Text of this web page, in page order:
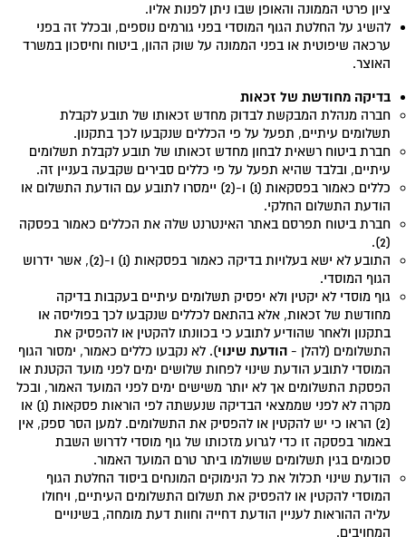
ציון פרטי הממונה והאופן שבו ניתן לפנות אליו.
להשיג על החלטת הגוף המוסדי בפני גורמים נוספים, ובכלל זה בפני
ערכאה שיפוטית או בפני הממונה על שוק ההון, ביטוח וחיסכון במשרד
האוצר.
בדיקה מחודשת של זכאות
חברה מנהלת המבקשת לבדוק מחדש זכאותו של תובע לקבלת
תשלומים עיתיים, תפעל על פי הכללים שנקבעו לכך בתקנון.
חברת ביטוח רשאית לבחון מחדש זכאותו של תובע לקבלת תשלומים
עיתיים, ובלבד שהיא תפעל על פי כללים סבירים שקבעה בעניין זה.
כללים כאמור בפסקאות (1) ו-(2) יימסרו לתובע עם הודעת התשלום או
הודעת התשלום החלקי.
חברת ביטוח תפרסם באתר האינטרנט שלה את הכללים כאמור בפסקה
(2).
התובע לא ישא בעלויות בדיקה כאמור בפסקאות (1) ו-(2), אשר ידרוש
הגוף המוסדי.
גוף מוסדי לא יקטין ולא יפסיק תשלומים עיתיים בעקבות בדיקה
מחודשת של זכאות, אלא בהתאם לכללים שנקבעו לכך בפוליסה או
בתקנון ולאחר שהודיע לתובע כי בכוונתו להקטין או להפסיק את
התשלומים (להלן -הודעת שינוי). לא נקבעו כללים כאמור, ימסור הגוף
המוסדי לתובע הודעת שינוי לפחות שלושים ימים לפני מועד הקטנת או
הפסקת התשלומים אך לא יותר משישים ימים לפני המועד האמור, ובכל
מקרה לא לפני שממצאי הבדיקה שנעשתה לפי הוראות פסקאות (1) או
(2) הראו כי יש להקטין או להפסיק את התשלומים. למען הסר ספק, אין
באמור בפסקה זו כדי לגרוע מזכותו של גוף מוסדי לדרוש השבת
סכומים בגין תשלומים ששולמו ביתר טרם המועד האמור.
הודעת שינוי תכלול את כל הנימוקים המונחים ביסוד החלטת הגוף
המוסדי להקטין או להפסיק את תשלום התשלומים העיתיים, ויחולו
עליה ההוראות לעניין הודעת דחייה וחוות דעת מומחה, בשינויים
המחויבים.